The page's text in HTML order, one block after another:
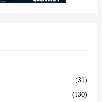
(31)
(130)